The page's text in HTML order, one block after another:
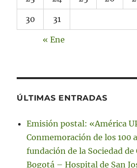
30 31
« Ene
ÚLTIMAS ENTRADAS
Emisión postal: «América
Conmemoración de los 100
fundación de la Sociedad de
Bogotá – Hospital de San